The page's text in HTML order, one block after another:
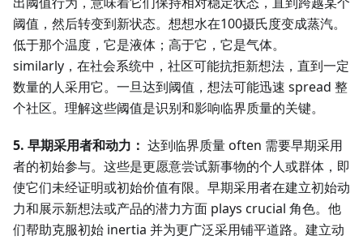
阈值，然后转变到新状态。想想水在100摄氏度变成蒸汽。
低于那个温度，它是液体；高于它，它是气体。
similarly，在社会系统中，社区可能抗拒新想法，直到一定
数量的人采用它。一旦达到阈值，想法可能迅速 spread 整
个社区。理解这些阈值是识别和影响临界质量的关键。
5. 早期采用者和动力： 达到临界质量 often 需要早期采用
者的初始参与。这些是更愿意尝试新事物的个人或群体，即
使它们未经证明或初始价值有限。早期采用者在建立初始动
力和展示新想法或产品的潜力方面 plays crucial 角色。他
们帮助克服初始 inertia 并为更广泛采用铺平道路。建立动